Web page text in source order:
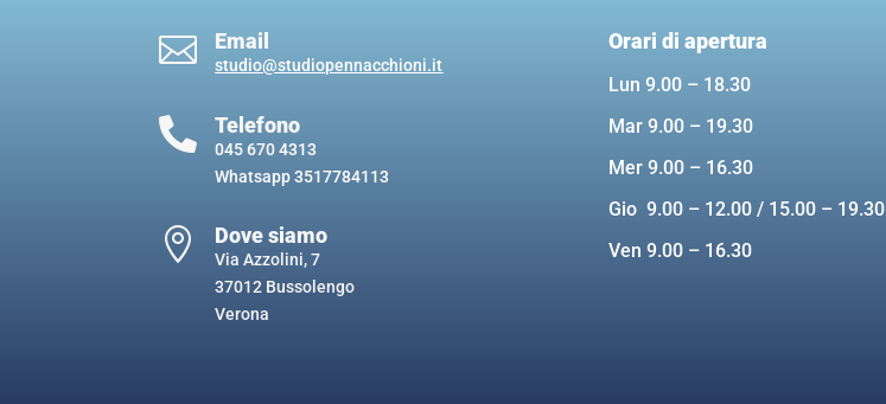
 Email
studio@studiopennacchioni.it
 Telefono
045 670 4313
Whatsapp3517784113
 Dove siamo
Via Azzolini, 7
37012 Bussolengo
Verona
Orari di apertura
Lun 9.00 – 18.30
Mar 9.00 – 19.30
Mer 9.00 – 16.30
Gio 9.00 – 12.00 / 15.00 – 19.30
Ven 9.00 – 16.30